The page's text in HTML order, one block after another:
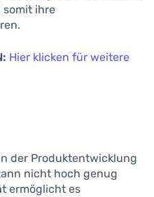
ihre
Hier klicken für weitere
der Produktentwicklung
nicht hoch genug
ermöglicht es